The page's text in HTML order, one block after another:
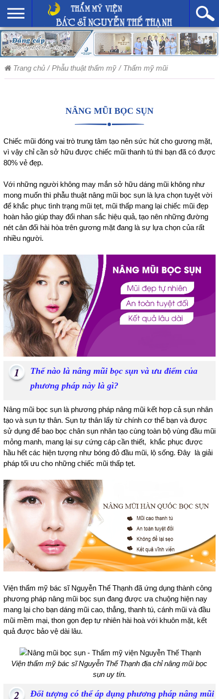
Trang chủ / Phẫu thuật thẩm mỹ / Thẩm mỹ mũi
NÂNG MŨI BỌC SỤN
Chiếc mũi đóng vai trò trung tâm tạo nên sức hút cho gương mặt,
vì vậy chỉ cần sở hữu được chiếc mũi thanh tú thì bạn đã có được
80% vẻ đẹp.
Với những người không may mắn sở hữu dáng mũi không như
mong muốn thì phẫu thuật nâng mũi bọc sụn là lựa chọn tuyệt vời
để khắc phục tình trạng mũi tẹt, mũi thấp mang lại chiếc mũi đẹp
hoàn hảo giúp thay đổi nhan sắc hiệu quả, tạo nên những đường
nét cân đối hài hòa trên gương mặt đang là sự lựa chọn của rất
nhiều người.
Thế nào là nâng mũi bọc sụn và ưu điểm của
phương pháp này là gì?
Nâng mũi bọc sụn là phương pháp nâng mũi kết hợp cả sụn nhân
tạo và sụn tự thân. Sụn tự thân lấy từ chính cơ thể bạn và được
sử dụng để bao bọc chân sụn nhân tạo cùng toàn bộ vùng đầu mũi
mỏng manh, mang lại sự cứng cáp cần thiết, khắc phục được
hầu hết các hiện tượng như bóng đỏ đầu mũi, lộ sống. Đây là giải
pháp tối ưu cho những chiếc mũi thấp tẹt.
Viện thẩm mỹ bác sĩ Nguyễn Thế Thạnh đã ứng dụng thành công
phương pháp nâng mũi bọc sụn đang được ưa chuộng hiện nay
mang lại cho bạn dáng mũi cao, thẳng, thanh tú, cánh mũi và đầu
mũi mềm mại, thon gọn đẹp tự nhiên hài hoà với khuôn mặt, kết
quả được bảo vệ dài lâu.
Viện thẩm mỹ bác sĩ Nguyễn Thế Thạnh địa chỉ nâng mũi bọc
sụn uy tín.
Đối tượng có thể áp dụng phương pháp nâng mũi